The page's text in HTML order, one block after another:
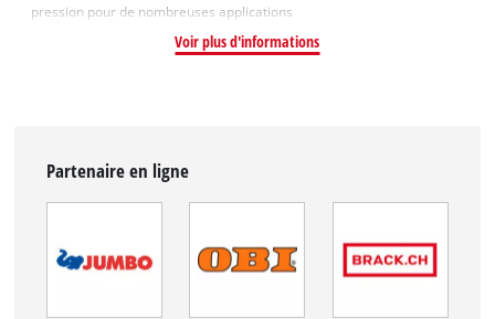
pression pour de nombreuses applications
Voir plus d'informations
Partenaire en ligne